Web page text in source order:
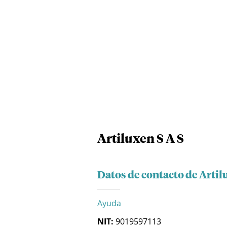
Artiluxen S A S
Datos de contacto de
Ayuda
NIT: 9019597113